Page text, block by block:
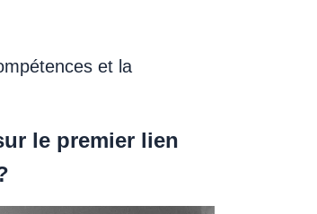
et la
le premier lien